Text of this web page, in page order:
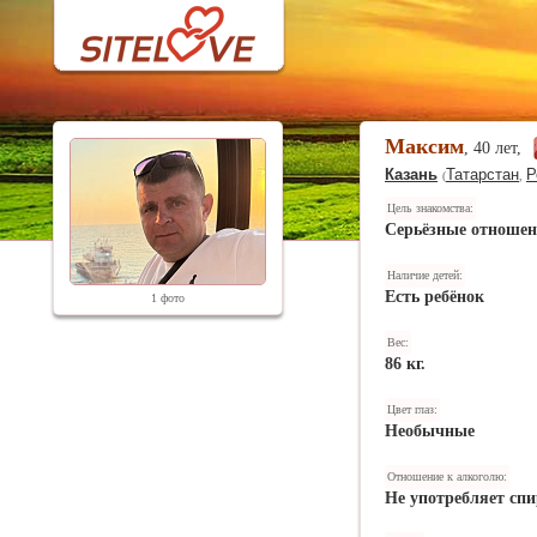
1 фото
Максим, 40 лет,
Казань (Татарстан
Цель знакомства:
Серьёзные
Наличие детей:
Есть ребёнок
Вес:
86 кг.
Цвет глаз:
Необычные
Отношение к алкоголю:
Не употребляет